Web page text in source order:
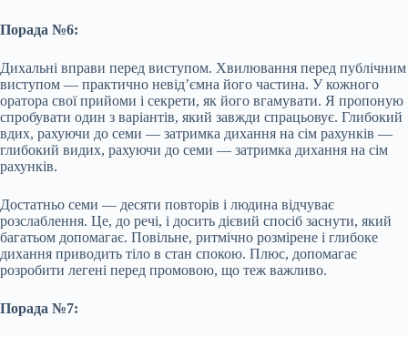
Порада №6:
Дихальні вправи перед виступом. Хвилювання перед публічним
виступом — практично невід’ємна його частина. У кожного
оратора свої прийоми і секрети, як його вгамувати. Я пропоную
спробувати один з варіантів, який завжди спрацьовує. Глибокий
вдих, рахуючи до семи — затримка дихання на сім рахунків —
глибокий видих, рахуючи до семи — затримка дихання на сім
рахунків.
Достатньо семи — десяти повторів і людина відчуває
розслаблення. Це, до речі, і досить дієвий спосіб заснути, який
багатьом допомагає. Повільне, ритмічно розмірене і глибоке
дихання приводить тіло в стан спокою. Плюс, допомагає
розробити легені перед промовою, що теж важливо.
Порада №7: